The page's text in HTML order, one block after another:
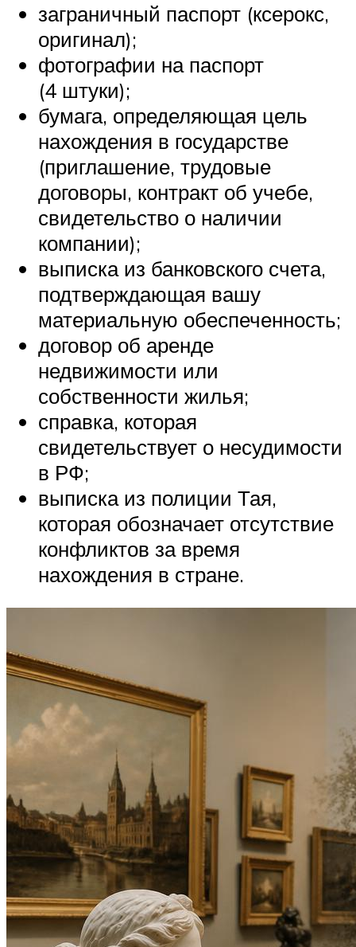
заграничный паспорт (ксерокс,
оригинал);
фотографии на паспорт
(4 штуки);
бумага, определяющая цель
нахождения в государстве
(приглашение, трудовые
договоры, контракт об учебе,
свидетельство о наличии
компании);
выписка из банковского счета,
подтверждающая вашу
материальную обеспеченность;
договор об аренде
недвижимости или
собственности жилья;
справка, которая
свидетельствует о несудимости
в РФ;
выписка из полиции Тая,
которая обозначает отсутствие
конфликтов за время
нахождения в стране.